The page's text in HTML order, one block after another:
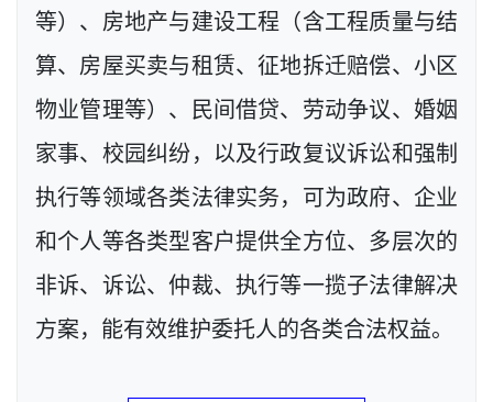
等）、房地产与建设工程（含工程质量与结
算、房屋买卖与租赁、征地拆迁赔偿、小区
物业管理等）、民间借贷、劳动争议、婚姻
家事、校园纠纷，以及行政复议诉讼和强制
执行等领域各类法律实务，可为政府、企业
和个人等各类型客户提供全方位、多层次的
非诉、诉讼、仲裁、执行等一揽子法律解决
方案，能有效维护委托人的各类合法权益。